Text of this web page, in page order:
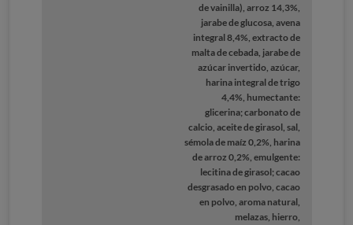
de vainilla), arroz 14,3%,
jarabe de glucosa, avena
integral 8,4%, extracto de
malta de cebada, jarabe de
azúcar invertido, azúcar,
harina integral de trigo
4,4%, humectante:
glicerina; carbonato de
calcio, aceite de girasol, sal,
sémola de maíz 0,2%, harina
de arroz 0,2%, emulgente:
lecitina de girasol; cacao
desgrasado en polvo, cacao
en polvo, aroma natural,
melazas, hierro,